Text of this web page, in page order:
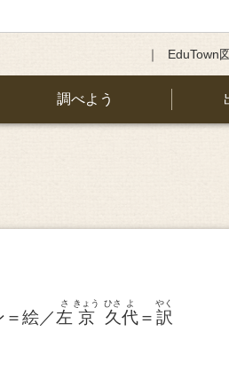
EduTown
調べよう
絵／左
さ
京
きょう
久
ひさ
代
よ
＝ 訳
やく